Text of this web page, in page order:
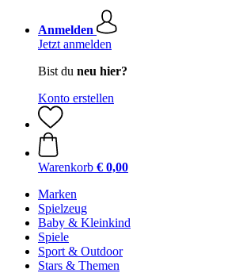
Anmelden
Jetzt anmelden
Bist du neu hier?
Konto erstellen
Warenkorb € 0,00
Marken
Spielzeug
Baby & Kleinkind
Spiele
Sport & Outdoor
Stars & Themen